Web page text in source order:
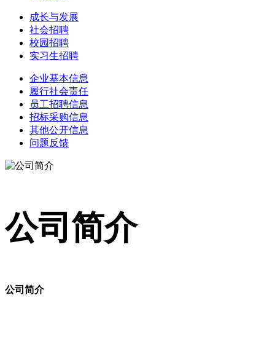
成长与发展
社会招聘
校园招聘
实习生招聘
企业基本信息
履行社会责任
员工招聘信息
招标采购信息
其他公开信息
问题反馈
公司简介
公司简介